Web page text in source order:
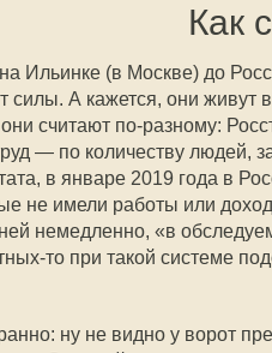
Как
Ильинке (в Москве) до
силы. А кажется, они живут
считают по-разному:
— по количеству людей,
в январе 2019 года в
не имели работы или
ней немедленно, «в
то при такой системе
ну не видно у ворот